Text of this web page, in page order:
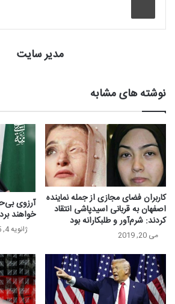
مدیر سایت
نوشته های مشابه
کاربران فضای مجازی از جمله نماینده
اصفهان به قربانی اسیدپاشی انتقاد
کردند: شرم‌آور و طلبکارانه بود
می 20, 2019
آرزوی
خواهند برد
ژانویه 4, 2025